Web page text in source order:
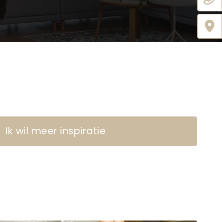
Ik wil meer inspiratie